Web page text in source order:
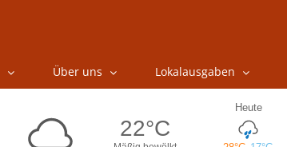
Über uns Lokalausgaben